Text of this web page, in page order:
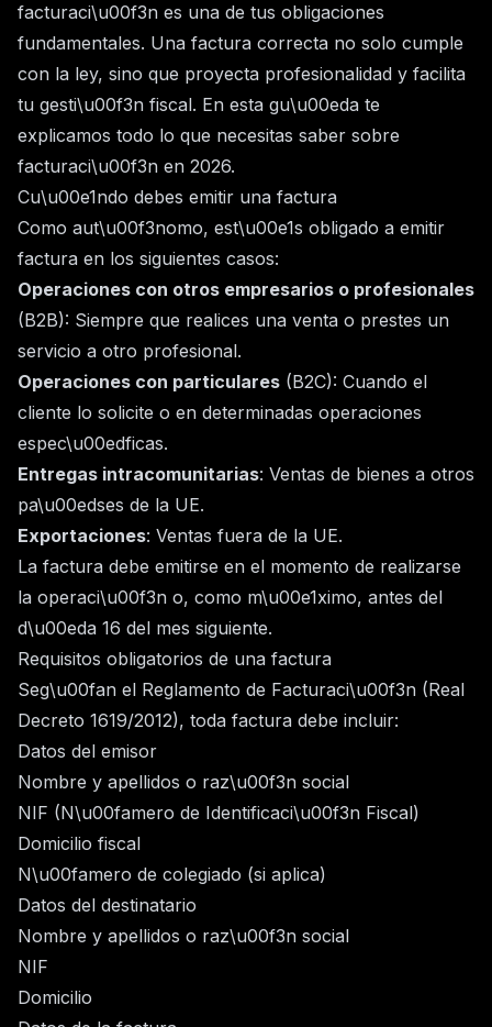
facturaci\u00f3n es una de tus obligaciones
fundamentales. Una factura correcta no solo cumple
con la ley, sino que proyecta profesionalidad y facilita
tu gesti\u00f3n fiscal. En esta gu\u00eda te
explicamos todo lo que necesitas saber sobre
facturaci\u00f3n en 2026.
Cu\u00e1ndo debes emitir una factura
Como aut\u00f3nomo, est\u00e1s obligado a emitir
factura en los siguientes casos:
Operaciones con otros empresarios o profesionales
(B2B): Siempre que realices una venta o prestes un
servicio a otro profesional.
Operaciones con particulares (B2C): Cuando el
cliente lo solicite o en determinadas operaciones
espec\u00edficas.
Entregas intracomunitarias: Ventas de bienes a otros
pa\u00edses de la UE.
Exportaciones: Ventas fuera de la UE.
La factura debe emitirse en el momento de realizarse
la operaci\u00f3n o, como m\u00e1ximo, antes del
d\u00eda 16 del mes siguiente.
Requisitos obligatorios de una factura
Seg\u00fan el Reglamento de Facturaci\u00f3n (Real
Decreto 1619/2012), toda factura debe incluir:
Datos del emisor
Nombre y apellidos o raz\u00f3n social
NIF (N\u00famero de Identificaci\u00f3n Fiscal)
Domicilio fiscal
N\u00famero de colegiado (si aplica)
Datos del destinatario
Nombre y apellidos o raz\u00f3n social
NIF
Domicilio